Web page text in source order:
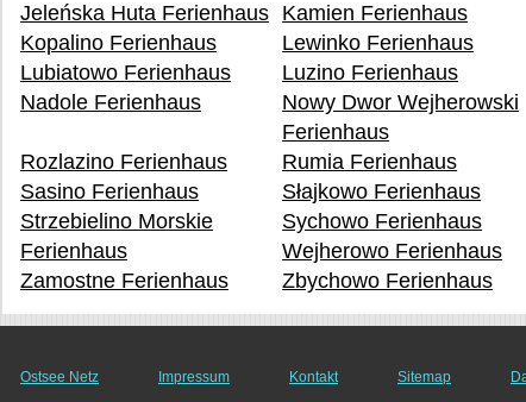
Jeleńska Huta Ferienhaus Kamien Ferienhaus
Kopalino Ferienhaus
Lewinko Ferienhaus
Lubiatowo Ferienhaus
Luzino Ferienhaus
Nadole Ferienhaus
Nowy Dwor Wejherowski
Ferienhaus
Rozlazino Ferienhaus
Rumia Ferienhaus
Sasino Ferienhaus
Słajkowo Ferienhaus
Strzebielino Morskie
Ferienhaus
Sychowo Ferienhaus
Wejherowo Ferienhaus
Zamostne Ferienhaus
Zbychowo Ferienhaus
Ostsee Netz Impressum Kontakt Sitemap